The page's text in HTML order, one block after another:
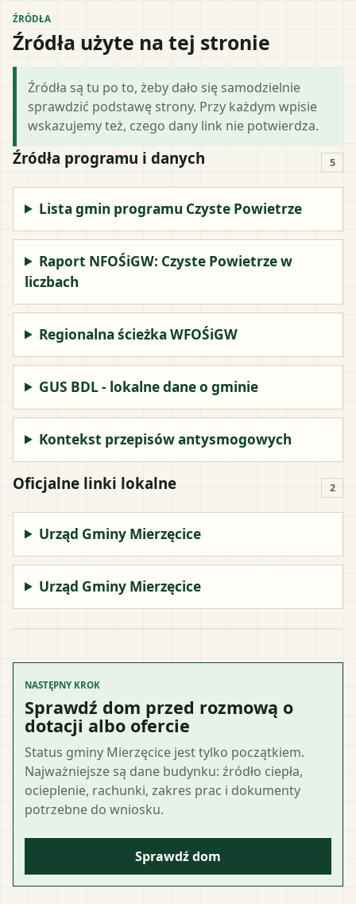
ŹRÓDŁA
Źródła użyte na tej stronie
Źródła są tu po to, żeby dało się samodzielnie
sprawdzić podstawę strony. Przy każdym wpisie
wskazujemy też, czego dany link nie potwierdza.
Źródła programu i danych 5
Lista gmin programu Czyste Powietrze
Raport NFOŚiGW: Czyste Powietrze w
liczbach
Regionalna ścieżka WFOŚiGW
GUS BDL - lokalne dane o gminie
Kontekst przepisów antysmogowych
Oficjalne linki lokalne 2
Urząd Gminy Mierzęcice
Urząd Gminy Mierzęcice
NASTĘPNY KROK
Sprawdź dom przed rozmową o
dotacji albo ofercie
Status gminy Mierzęcice jest tylko początkiem.
Najważniejsze są dane budynku: źródło ciepła,
ocieplenie, rachunki, zakres prac i dokumenty
potrzebne do wniosku.
Sprawdź dom